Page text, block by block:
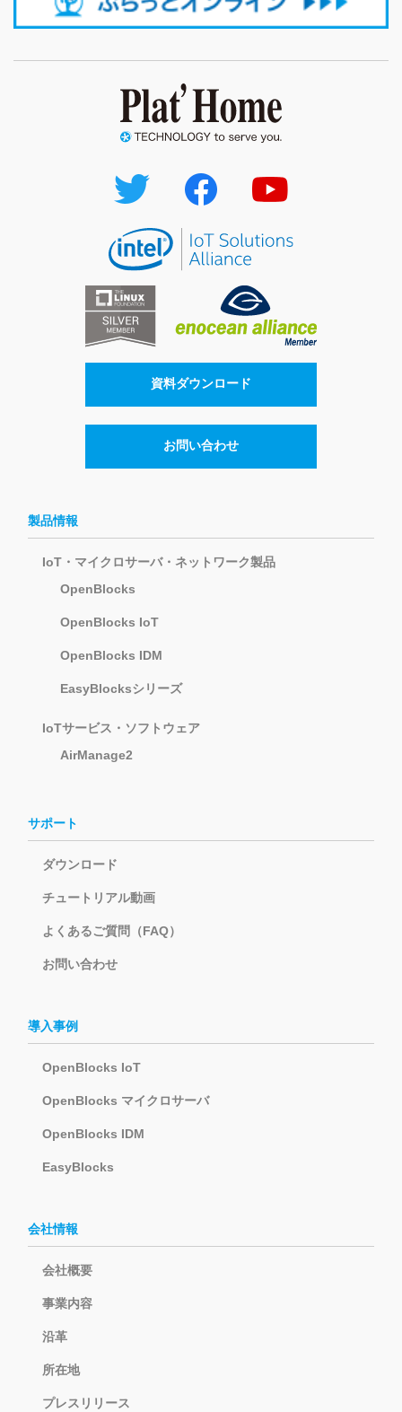
資料ダウンロード
お問い合わせ
製品情報
IoT・マイクロサーバ・ネットワーク製品
OpenBlocks
OpenBlocks IoT
OpenBlocks IDM
EasyBlocksシリーズ
IoTサービス・ソフトウェア
AirManage2
サポート
ダウンロード
チュートリアル動画
よくあるご質問（FAQ）
お問い合わせ
導入事例
OpenBlocks IoT
OpenBlocks マイクロサーバ
OpenBlocks IDM
EasyBlocks
会社情報
会社概要
事業内容
沿革
所在地
プレスリリース